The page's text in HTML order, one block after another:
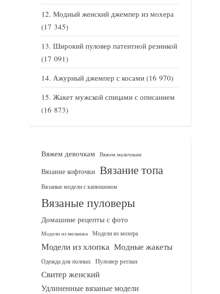
Модный женский джемпер из мохера
(17 345)
Широкий пуловер патентной резинкой
(17 091)
Ажурный джемпер с косами (16 970)
Жакет мужской спицами с описанием
(16 873)
Вяжем девочкам Вяжем мальчикам
Вязание кофточки Вязание топа
Вязаные модели с капюшоном
Вязаные пуловеры
Домашние рецепты с фото
Модели из меланжа Модели из мохера
Модели из хлопка Модные жакеты
Одежда для полных Пуловер реглан
Свитер женский
Удлиненные вязаные модели